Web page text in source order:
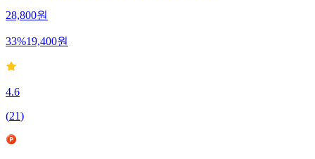
28,800원
33%19,400원
4.6
(21)